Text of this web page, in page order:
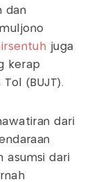
dan
juga
kerap
(BUJT).
dari
asumsi dari